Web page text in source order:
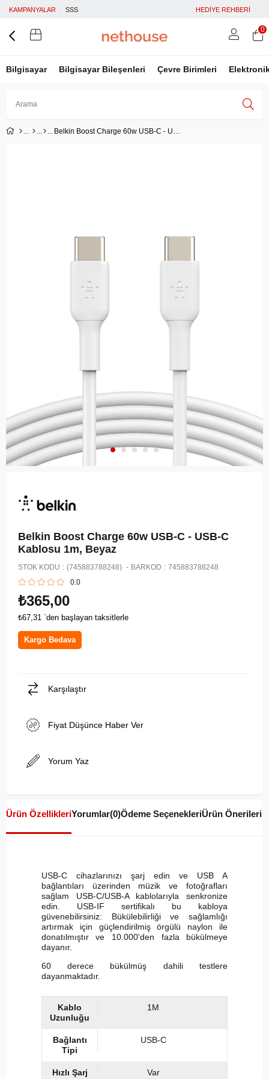
KAMPANYALAR SSS HEDİYE REHBERİ
Bilgisayar Bilgisayar Bileşenleri Çevre Birimleri
Üye Ol
0
Belkin Boost Charge 60w USB-C - USB-C Kablosu 1m, Beyaz
Belkin Boost Charge 60w USB-C - USB-C
Kablosu 1m, Beyaz
STOK KODU (745883788248) BARKOD : 745883788248
0.0
₺365,00
₺67,31 `den başlayan taksitlerle
Kargo Bedava
Karşılaştır
Fiyat Düşünce Haber Ver
Yorum Yaz
Ürün ÖzellikleriYorumlar(0)Ödeme SeçenekleriÜrün Önerileri
USB-C cihazlarınızı şarj edin ve USB A
bağlantıları üzerinden müzik ve fotoğrafları
sağlam USB-C/USB-A kablolarıyla senkronize
edin. USB-IF sertifikalı bu kabloya
güvenebilirsiniz: Bükülebilirliği ve sağlamlığı
artırmak için güçlendirilmiş örgülü naylon ile
donatılmıştır ve 10.000'den fazla bükülmeye
dayanır.
60 derece bükülmüş dahili testlere
dayanmaktadır.
Kablo
Uzunluğu
1M
Bağlantı
Tipi
USB-C
Hızlı Şarj Var